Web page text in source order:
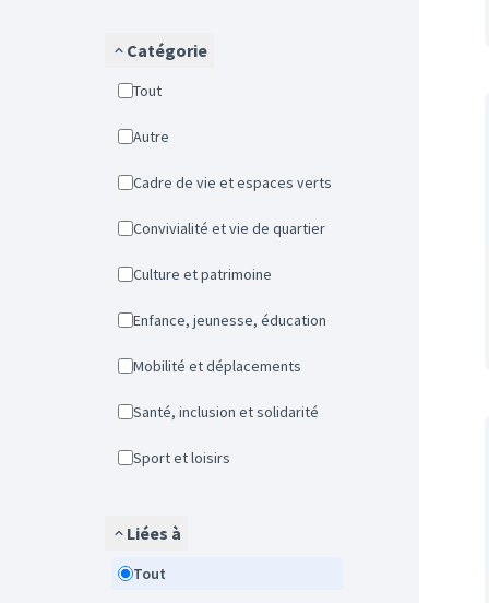
Catégorie
Tout
Autre
Cadre de vie et espaces verts
Convivialité et vie de quartier
Culture et patrimoine
Enfance, jeunesse, éducation
Mobilité et déplacements
Santé, inclusion et solidarité
Sport et loisirs
Liées à
Tout